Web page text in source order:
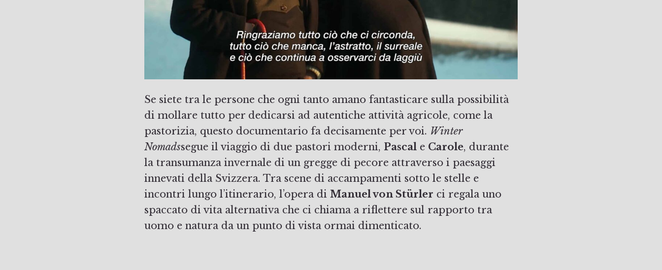
Se siete tra le persone che ogni tanto amano fantasticare sulla possibilità
di mollare tutto per dedicarsi ad autentiche attività agricole, come la
pastorizia, questo documentario fa decisamente per voi. Winter
Nomadssegue il viaggio di due pastori moderni, Pascal e Carole, durante
la transumanza invernale di un gregge di pecore attraverso i paesaggi
innevati della Svizzera. Tra scene di accampamenti sotto le stelle e
incontri lungo l’itinerario, l’opera diManuel von Stürler ci regala uno
spaccato di vita alternativa che ci chiama a riflettere sul rapporto tra
uomo e natura da un punto di vista ormai dimenticato.